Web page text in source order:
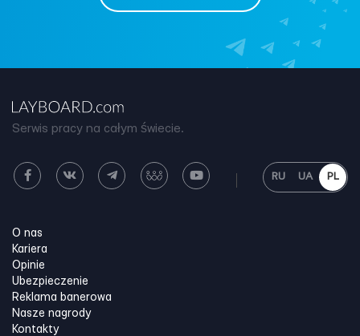
Serwis pracy na całym świecie.
RU UA PL
O nas
Kariera
Opinie
Ubezpieczenie
Reklama banerowa
Nasze nagrody
Kontakty